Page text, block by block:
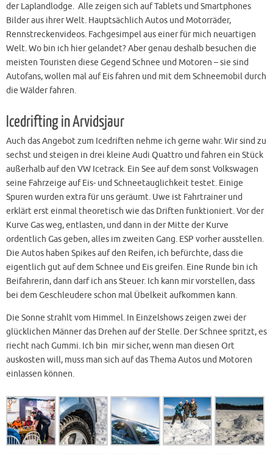
der Laplandlodge. Alle zeigen sich auf Tablets und Smartphones
Bilder aus ihrer Welt. Hauptsächlich Autos und Motorräder,
Rennstreckenvideos. Fachgesimpel aus einer für mich neuartigen
Welt. Wo bin ich hier gelandet? Aber genau deshalb besuchen die
meisten Touristen diese Gegend Schnee und Motoren – sie sind
Autofans, wollen mal auf Eis fahren und mit dem Schneemobil durch
die Wälder fahren.
Icedrifting in Arvidsjaur
Auch das Angebot zum Icedriften nehme ich gerne wahr. Wir sind zu
sechst und steigen in drei kleine Audi Quattro und fahren ein Stück
außerhalb auf den VW Icetrack. Ein See auf dem sonst Volkswagen
seine Fahrzeige auf Eis- und Schneetauglichkeit testet. Einige
Spuren wurden extra für uns geräumt. Uwe ist Fahrtrainer und
erklärt erst einmal theoretisch wie das Driften funktioniert. Vor der
Kurve Gas weg, entlasten, und dann in der Mitte der Kurve
ordentlich Gas geben, alles im zweiten Gang. ESP vorher ausstellen.
Die Autos haben Spikes auf den Reifen, ich befürchte, dass die
eigentlich gut auf dem Schnee und Eis greifen. Eine Runde bin ich
Beifahrerin, dann darf ich ans Steuer. Ich kann mir vorstellen, dass
bei dem Geschleudere schon mal Übelkeit aufkommen kann.
Die Sonne strahlt vom Himmel. In Einzelshows zeigen zwei der
glücklichen Männer das Drehen auf der Stelle. Der Schnee spritzt, es
riecht nach Gummi. Ich bin mir sicher, wenn man diesen Ort
auskosten will, muss man sich auf das Thema Autos und Motoren
einlassen können.